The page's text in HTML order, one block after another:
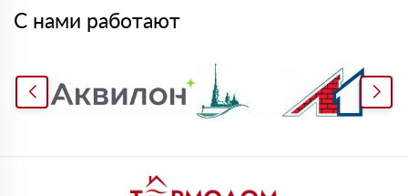
С нами работают